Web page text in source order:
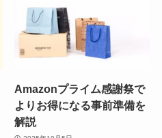
Amazonプライム感謝祭で
よりお得になる事前準備を
解説